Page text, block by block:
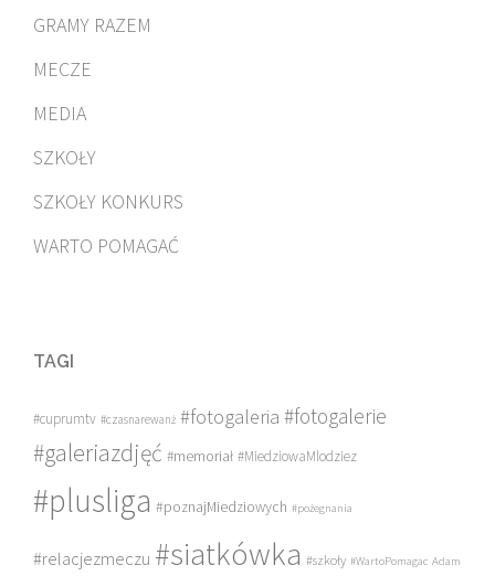
GRAMY RAZEM
MECZE
MEDIA
SZKOŁY
SZKOŁY KONKURS
WARTO POMAGAĆ
TAGI
#cuprumtv #czasnarewanż #fotogaleria #fotogalerie
#galeriazdjęć #memoriał #MiedziowaMlodziez
#plusliga #poznajMiedziowych #pożegnania
#relacjezmeczu #siatkówka #szkoły #WartoPomagac Adam